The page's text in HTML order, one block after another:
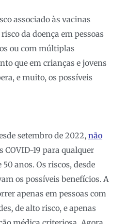
associado às vacinas
da doença em pessoas
ou com múltiplas
que em crianças e jovens
e muito, os possíveis
setembro de 2022,não
COVID-19 para qualquer
anos. Os riscos, desde
os possíveis benefícios. A
apenas em pessoas com
de alto risco, e apenas